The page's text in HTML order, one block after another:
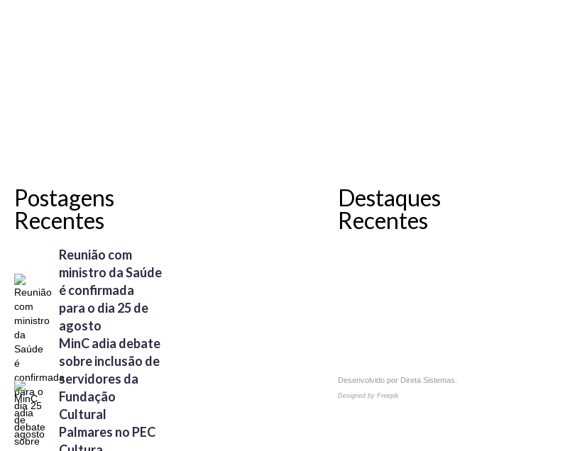
Postagens
Recentes
Reunião com
ministro da Saúde
é confirmada
para o dia 25 de
agosto
MinC adia debate
sobre inclusão de
servidores da
Fundação
Cultural
Palmares no PEC
Destaques
Recentes
Desenvolvido por Direta Sistemas
Designed by Freepik